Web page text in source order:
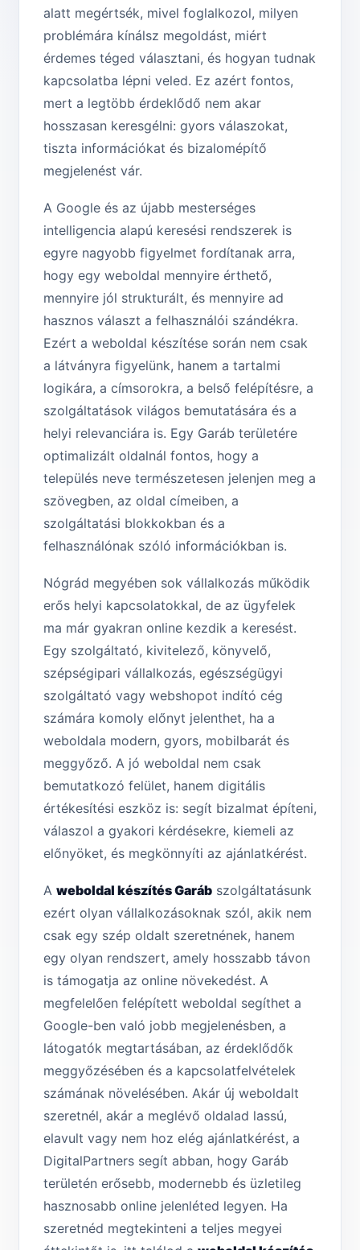
alatt megértsék, mivel foglalkozol, milyen
problémára kínálsz megoldást, miért
érdemes téged választani, és hogyan tudnak
kapcsolatba lépni veled. Ez azért fontos,
mert a legtöbb érdeklődő nem akar
hosszasan keresgélni: gyors válaszokat,
tiszta információkat és bizalomépítő
megjelenést vár.
A Google és az újabb mesterséges
intelligencia alapú keresési rendszerek is
egyre nagyobb figyelmet fordítanak arra,
hogy egy weboldal mennyire érthető,
mennyire jól strukturált, és mennyire ad
hasznos választ a felhasználói szándékra.
Ezért a weboldal készítése során nem csak
a látványra figyelünk, hanem a tartalmi
logikára, a címsorokra, a belső felépítésre, a
szolgáltatások világos bemutatására és a
helyi relevanciára is. Egy Garáb területére
optimalizált oldalnál fontos, hogy a
település neve természetesen jelenjen meg a
szövegben, az oldal címeiben, a
szolgáltatási blokkokban és a
felhasználónak szóló információkban is.
Nógrád megyében sok vállalkozás működik
erős helyi kapcsolatokkal, de az ügyfelek
ma már gyakran online kezdik a keresést.
Egy szolgáltató, kivitelező, könyvelő,
szépségipari vállalkozás, egészségügyi
szolgáltató vagy webshopot indító cég
számára komoly előnyt jelenthet, ha a
weboldala modern, gyors, mobilbarát és
meggyőző. A jó weboldal nem csak
bemutatkozó felület, hanem digitális
értékesítési eszköz is: segít bizalmat építeni,
válaszol a gyakori kérdésekre, kiemeli az
előnyöket, és megkönnyíti az ajánlatkérést.
A weboldal készítés Garáb szolgáltatásunk
ezért olyan vállalkozásoknak szól, akik nem
csak egy szép oldalt szeretnének, hanem
egy olyan rendszert, amely hosszabb távon
is támogatja az online növekedést. A
megfelelően felépített weboldal segíthet a
Google-ben való jobb megjelenésben, a
látogatók megtartásában, az érdeklődők
meggyőzésében és a kapcsolatfelvételek
számának növelésében. Akár új weboldalt
szeretnél, akár a meglévő oldalad lassú,
elavult vagy nem hoz elég ajánlatkérést, a
DigitalPartners segít abban, hogy Garáb
területén erősebb, modernebb és üzletileg
hasznosabb online jelenléted legyen. Ha
szeretnéd megtekinteni a teljes megyei